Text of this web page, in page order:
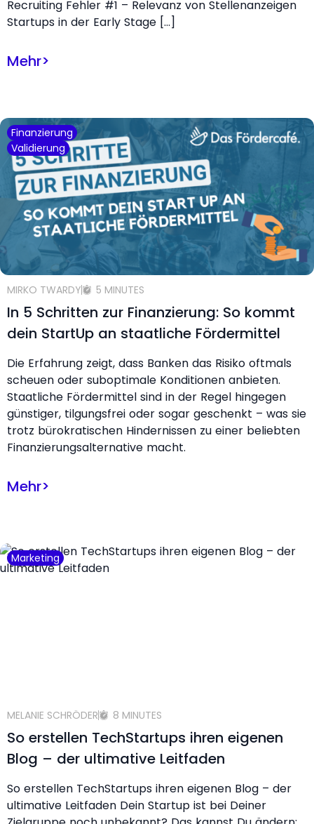
Recruiting Fehler #1 – Relevanz von Stellenanzeigen
Startups in der Early Stage […]
Mehr>
Finanzierung
Validierung
MIRKO TWARDY 5 MINUTES
In 5 Schritten zur Finanzierung: So kommt
dein StartUp an staatliche Fördermittel
Die Erfahrung zeigt, dass Banken das Risiko oftmals
scheuen oder suboptimale Konditionen anbieten.
Staatliche Fördermittel sind in der Regel hingegen
günstiger, tilgungsfrei oder sogar geschenkt – was sie
trotz bürokratischen Hindernissen zu einer beliebten
Finanzierungsalternative macht.
Mehr>
Marketing
MELANIE SCHRÖDER 8 MINUTES
So erstellen TechStartups ihren eigenen
Blog – der ultimative Leitfaden
So erstellen TechStartups ihren eigenen Blog – der
ultimative Leitfaden Dein Startup ist bei Deiner